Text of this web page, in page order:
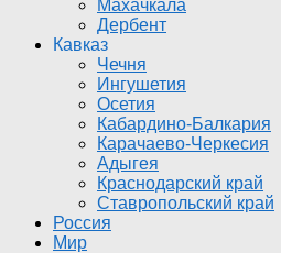
Махачкала
Дербент
Кавказ
Чечня
Ингушетия
Осетия
Кабардино-Балкария
Карачаево-Черкесия
Адыгея
Краснодарский край
Ставропольский край
Россия
Мир